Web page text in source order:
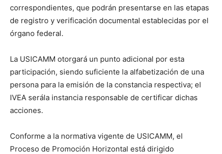
correspondientes, que podrán presentarse en las etapas
de registro y verificación documental establecidas por el
órgano federal.
La USICAMM otorgará un punto adicional por esta
participación, siendo suficiente la alfabetización de una
persona para la emisión de la constancia respectiva; el
IVEA serála instancia responsable de certificar dichas
acciones.
Conforme a la normativa vigente de USICAMM, el
Proceso de Promoción Horizontal está dirigido